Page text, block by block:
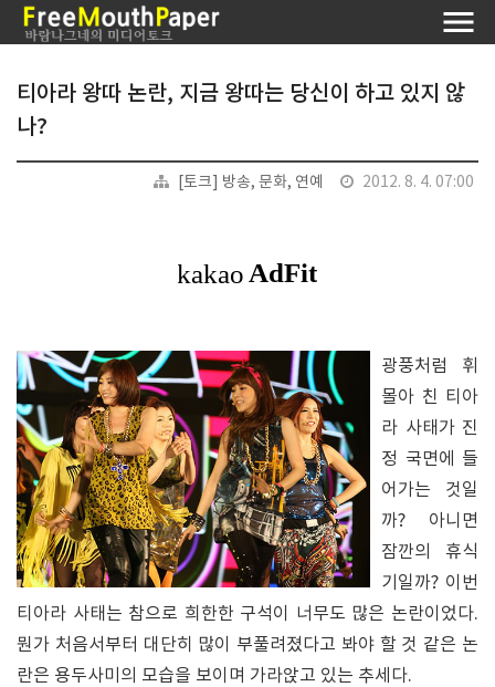
티아라 왕따 논란, 지금 왕따는 당신이 하고 있지 않
나?
[토크] 방송, 문화, 연예 2012. 8. 4. 07:00
광풍처럼 휘
몰아 친 티아
라 사태가 진
정 국면에 들
어가는 것일
까? 아니면
잠깐의 휴식
기일까? 이번
티아라 사태는 참으로 희한한 구석이 너무도 많은 논란이었다.
뭔가 처음서부터 대단히 많이 부풀려졌다고 봐야 할 것 같은 논
란은 용두사미의 모습을 보이며 가라앉고 있는 추세다.